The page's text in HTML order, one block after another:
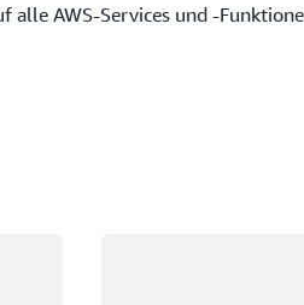
alle AWS-Services und -